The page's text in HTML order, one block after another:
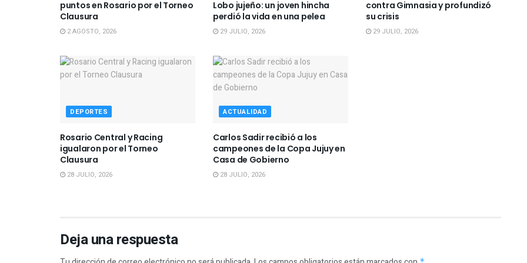
puntos en Rosario por el Torneo
Clausura
2 AGOSTO, 2026
Lobo jujeño: un joven hincha
perdió la vida en una pelea
29 JULIO, 2026
contra Gimnasia y profundizó
su crisis
29 JULIO, 2026
DEPORTES
Rosario Central y Racing
igualaron por el Torneo
Clausura
28 JULIO, 2026
ACTUALIDAD
Carlos Sadir recibió a los
campeones de la Copa Jujuy en
Casa de Gobierno
28 JULIO, 2026
Deja una respuesta